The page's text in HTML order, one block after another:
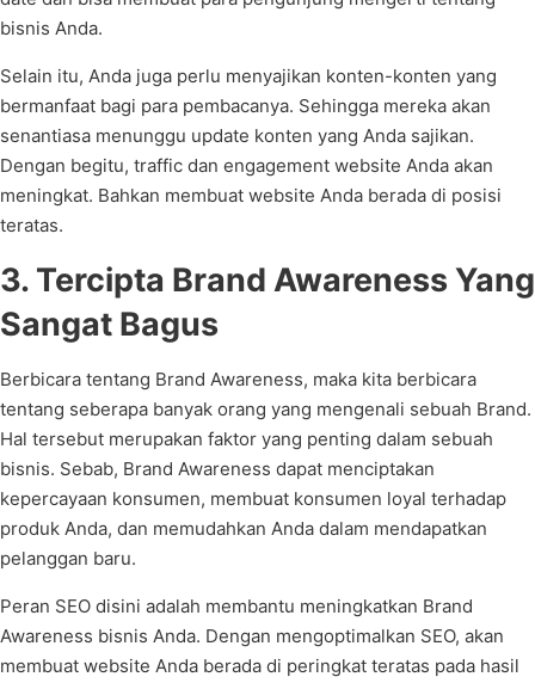
bisnis Anda.
Selain itu, Anda juga perlu menyajikan konten-konten yang
bermanfaat bagi para pembacanya. Sehingga mereka akan
senantiasa menunggu update konten yang Anda sajikan.
Dengan begitu, traffic dan engagement website Anda akan
meningkat. Bahkan membuat website Anda berada di posisi
teratas.
3. Tercipta Brand Awareness Yang
Sangat Bagus
Berbicara tentang Brand Awareness, maka kita berbicara
tentang seberapa banyak orang yang mengenali sebuah Brand.
Hal tersebut merupakan faktor yang penting dalam sebuah
bisnis. Sebab, Brand Awareness dapat menciptakan
kepercayaan konsumen, membuat konsumen loyal terhadap
produk Anda, dan memudahkan Anda dalam mendapatkan
pelanggan baru.
Peran SEO disini adalah membantu meningkatkan Brand
Awareness bisnis Anda. Dengan mengoptimalkan SEO, akan
membuat website Anda berada di peringkat teratas pada hasil